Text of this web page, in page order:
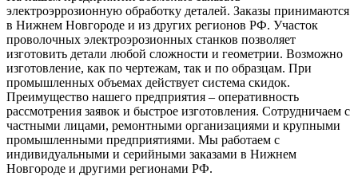
электроэррозионную обработку деталей. Заказы принимаются
в Нижнем Новгороде и из других регионов РФ. Участок
проволочных электроэрозионных станков позволяет
изготовить детали любой сложности и геометрии. Возможно
изготовление, как по чертежам, так и по образцам. При
промышленных объемах действует система скидок.
Преимущество нашего предприятия – оперативность
рассмотрения заявок и быстрое изготовления. Сотрудничаем с
частными лицами, ремонтными организациями и крупными
промышленными предприятиями. Мы работаем с
индивидуальными и серийными заказами в Нижнем
Новгороде и другими регионами РФ.